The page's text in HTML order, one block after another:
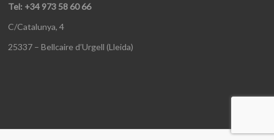
Tel: +34 973 58 60 66
C/Catalunya, 4
25337 – Bellcaire d’Urgell (Lleida)